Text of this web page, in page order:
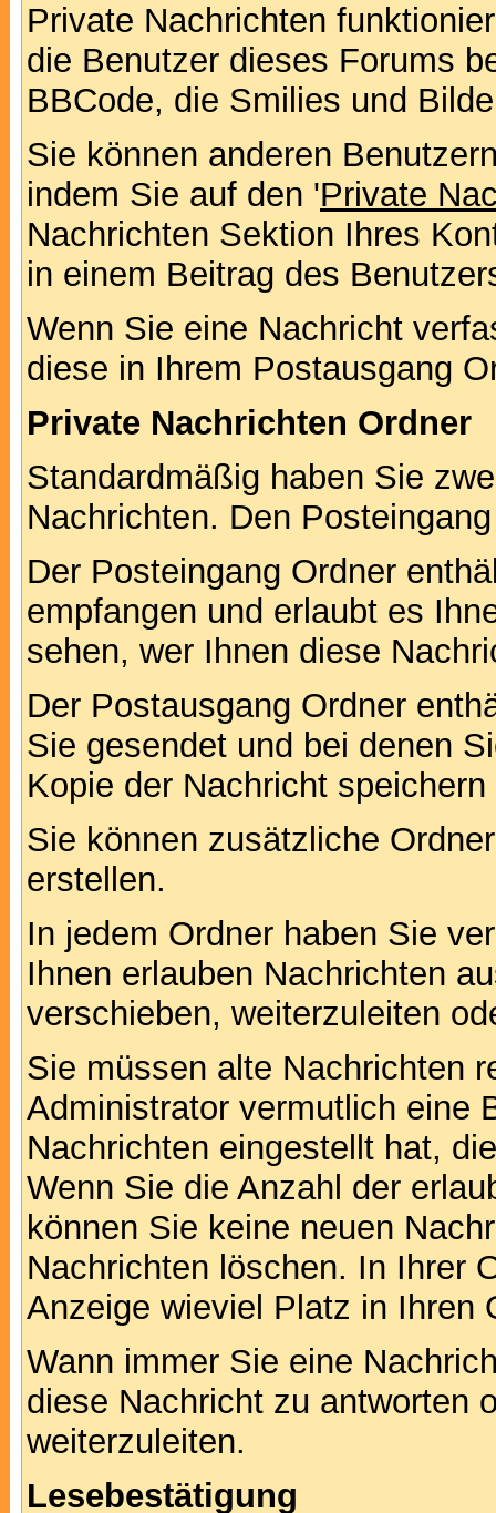
Private Nachrichten
die Benutzer dieses Forums
BBCode, die Smilies und
Sie können anderen
indem Sie auf den 'Private
Nachrichten Sektion Ihres
in einem Beitrag des
Wenn Sie eine Nachricht
diese in Ihrem Postausgang
Private Nachrichten Ordner
Standardmäßig haben Sie
Nachrichten. Den
Der Posteingang Ordner
empfangen und erlaubt es
sehen, wer Ihnen diese
Der Postausgang Ordner
Sie gesendet und bei denen
Kopie der Nachricht
Sie können zusätzliche
erstellen.
In jedem Ordner haben Sie
Ihnen erlauben Nachrichten
verschieben, weiterzuleiten
Sie müssen alte Nachrichten
Administrator vermutlich eine
Nachrichten eingestellt hat,
Wenn Sie die Anzahl der
können Sie keine neuen
Nachrichten löschen. In Ihrer
Anzeige wieviel Platz in Ihren
Wann immer Sie eine
diese Nachricht zu antworten
weiterzuleiten.
Lesebestätigung